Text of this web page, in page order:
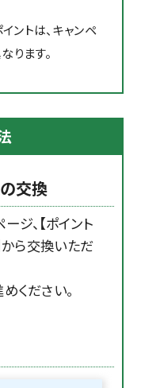
ントは、キャンペ
ります。
交換
ジ、【ポイント
から交換いただ
ください。